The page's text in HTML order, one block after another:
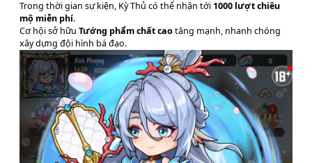
Trong thời gian sự kiện, Kỳ Thủ có thể nhận tới 1000 lượt chiêu
mộ miễn phí.
Cơ hội sở hữu Tướng phẩm chất caotăng mạnh, nhanh chóng
xây dựng đội hình bá đạo.